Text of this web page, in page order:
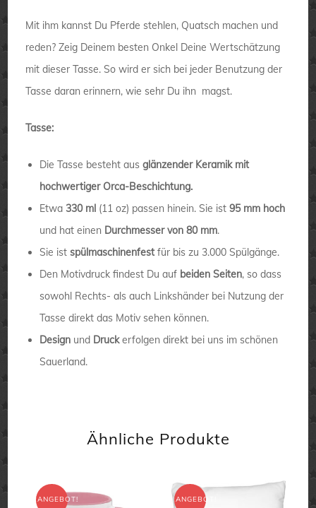
Mit ihm kannst Du Pferde stehlen, Quatsch machen und
reden? Zeig Deinem besten Onkel Deine Wertschätzung
mit dieser Tasse. So wird er sich bei jeder Benutzung der
Tasse daran erinnern, wie sehr Du ihn magst.
Tasse:
Die Tasse besteht ausglänzender Keramik mit
hochwertiger Orca-Beschichtung.
Etwa 330 ml (11 oz) passen hinein. Sie ist95 mm hoch
und hat einen Durchmesser von 80 mm.
Sie istspülmaschinenfestfür bis zu 3.000 Spülgänge.
Den Motivdruck findest Du auf beiden Seiten, so dass
sowohl Rechts- als auch Linkshänder bei Nutzung der
Tasse direkt das Motiv sehen können.
Design und Druckerfolgen direkt bei uns im schönen
Sauerland.
Ähnliche Produkte
ANGEBOT! ANGEBOT!